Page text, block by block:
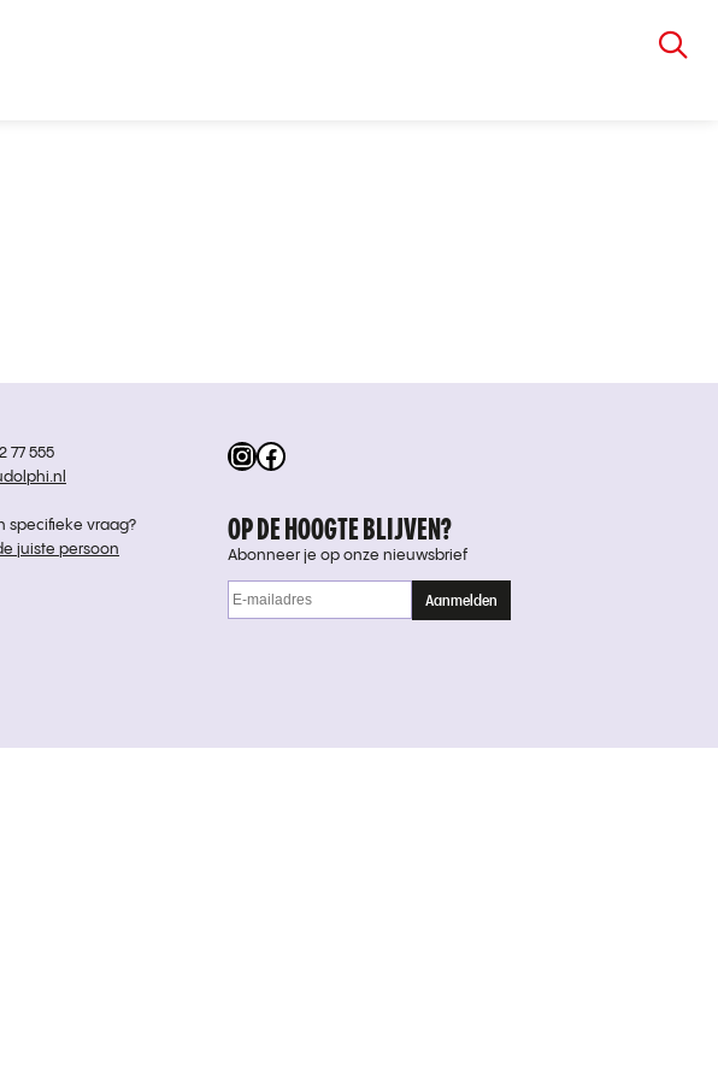
Instagram
Facebook
77 555
specifieke vraag?
juiste persoon
OP DE HOOGTE BLIJVEN?
Abonneer je op onze nieuwsbrief